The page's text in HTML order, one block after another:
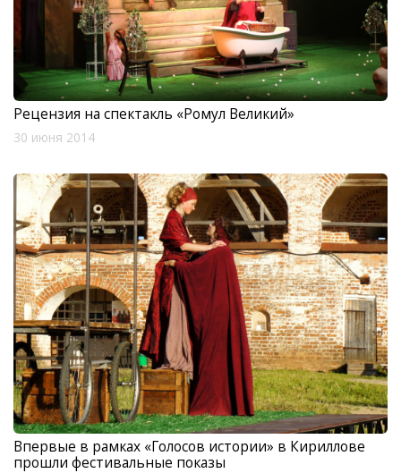
Рецензия на спектакль «Ромул Великий»
30 июня 2014
Впервые в рамках «Голосов истории» в Кириллове
прошли фестивальные показы